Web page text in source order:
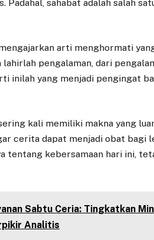
Padahal, sahabat adalah salah
arti menghormati
lahirlah pengalaman, dari
inilah yang menjadi pengingat
kali memiliki makna yang
cerita dapat menjadi obat bagi
tentang kebersamaan hari ini,
Sabtu Ceria: Tingkatkan
Analitis